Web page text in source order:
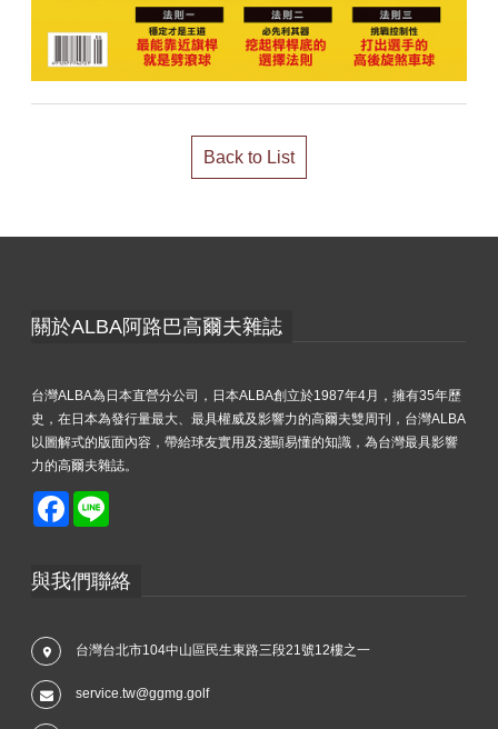
Back to List
關於ALBA阿路巴高爾夫雜誌
台灣ALBA為日本直營分公司，日本ALBA創立於1987年4月，擁有35年歷
史，在日本為發行量最大、最具權威及影響力的高爾夫雙周刊，台灣ALBA
以圖解式的版面內容，帶給球友實用及淺顯易懂的知識，為台灣最具影響
力的高爾夫雜誌。
Facebook
與我們聯絡
台灣台北市104中山區民生東路三段21號12樓之一
service.tw@ggmg.golf